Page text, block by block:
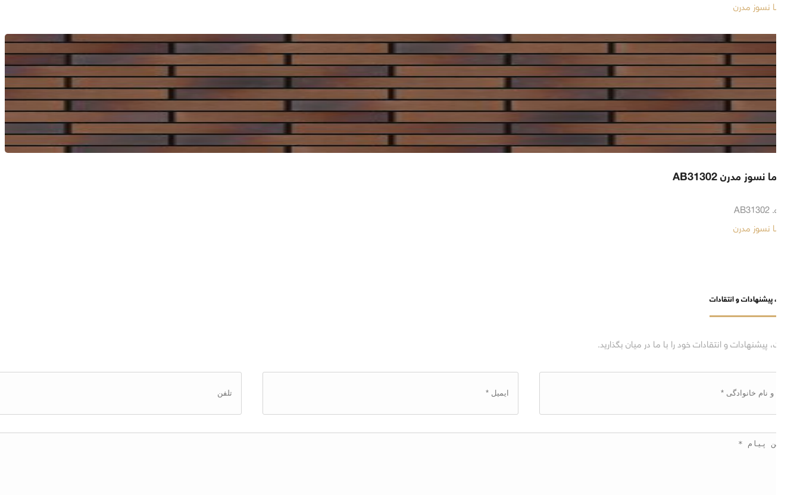
آجر نما نسوز مدرن
آجر نما نسوز مدرن AB31302
شماره. AB31302
آجر نما نسوز مدرن
نظرات، پیشنهادات و انتقادات
نظرات، پیشنهادات و انتقادات خود را با ما در میان بگذارید.